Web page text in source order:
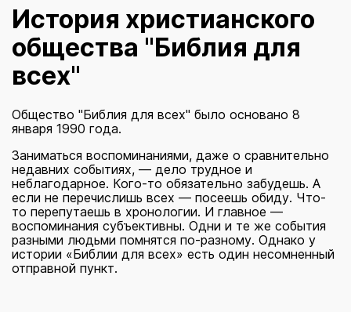
История христианского
общества "Библия для
всех"
Общество "Библия для всех" было основано 8
января 1990 года.
Заниматься воспоминаниями, даже о сравнительно
недавних событиях, — дело трудное и
неблагодарное. Кого-то обязательно забудешь. А
если не перечислишь всех — посеешь обиду. Что-
то перепутаешь в хронологии. И главное —
воспоминания субъективны. Одни и те же события
разными людьми помнятся по-разному. Однако у
истории «Библии для всех» есть один несомненный
отправной пункт.